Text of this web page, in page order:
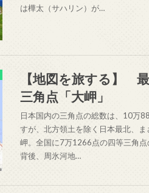
は樺太（サハリン）が…
【地図を旅する】
三角点「大岬」
日本国内の三角点の総数は、10万
すが、北方領土を除く日本最北、
岬。全国に7万1266点の四等三角
背後、周氷河地…